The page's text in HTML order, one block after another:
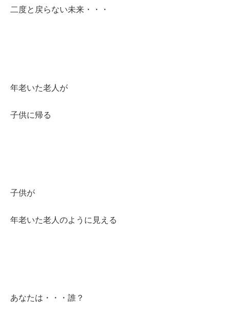
二度と戻らない未来・・・
年老いた老人が
子供に帰る
子供が
年老いた老人のように見える
あなたは・・・誰？